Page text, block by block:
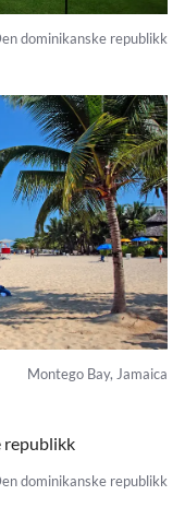
dominikanske republikk
Montego Bay, Jamaica
dominikanske republikk